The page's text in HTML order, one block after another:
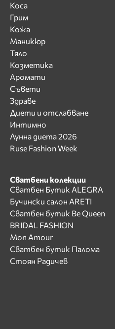
Коса
Грим
Кожа
Маникюр
Тяло
Козметика
Аромати
Съвети
Здраве
Диети и отслабване
Интимно
Лунна диета 2026
Ruse Fashion Week
Сватбени колекции
Сватбен Бутик ALEGRA
Бучински салон ARETI
Сватбен бутик Be Queen
BRIDAL FASHION
Mon Amour
Сватбен бутик Палома
Стоян Радичев